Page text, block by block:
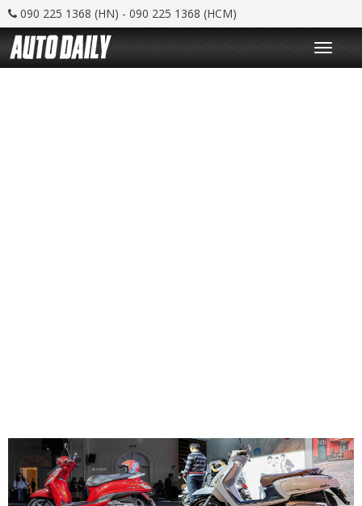
090 225 1368 (HN) - 090 225 1368 (HCM)
T
o
g